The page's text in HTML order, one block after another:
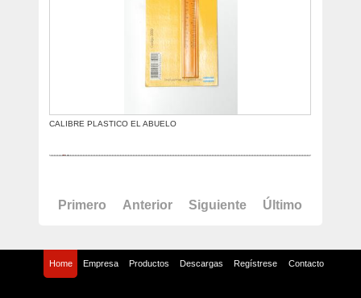
CALIBRE PLASTICO EL ABUELO
Primero Anterior Siguiente Último
Home Empresa Productos Descargas Regístrese Contacto